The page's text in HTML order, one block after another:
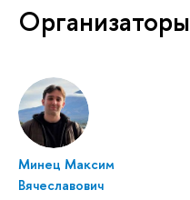
Организаторы
Минец Максим
Вячеславович